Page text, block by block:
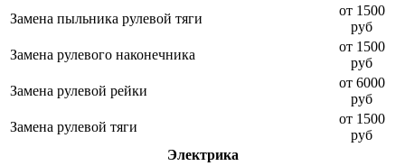
Замена пыльника рулевой тяги
от 1500
руб
Замена рулевого наконечника
от 1500
руб
Замена рулевой рейки
от 6000
руб
Замена рулевой тяги
от 1500
руб
Электрика